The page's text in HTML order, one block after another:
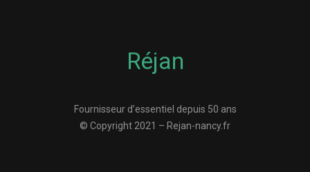
Réjan
Fournisseur d’essentiel depuis 50 ans
© Copyright 2021 – Rejan-nancy.fr